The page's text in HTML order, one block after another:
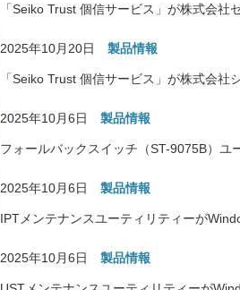
「Seiko Trust 個信サービス」が株式会
2025年10月20日 製品情報
「Seiko Trust 個信サービス」が株式会
2025年10月6日 製品情報
フォールバックスイッチ（ST-9075B）ユ
2025年10月6日 製品情報
IPTメンテナンスユーティリティーが
2025年10月6日 製品情報